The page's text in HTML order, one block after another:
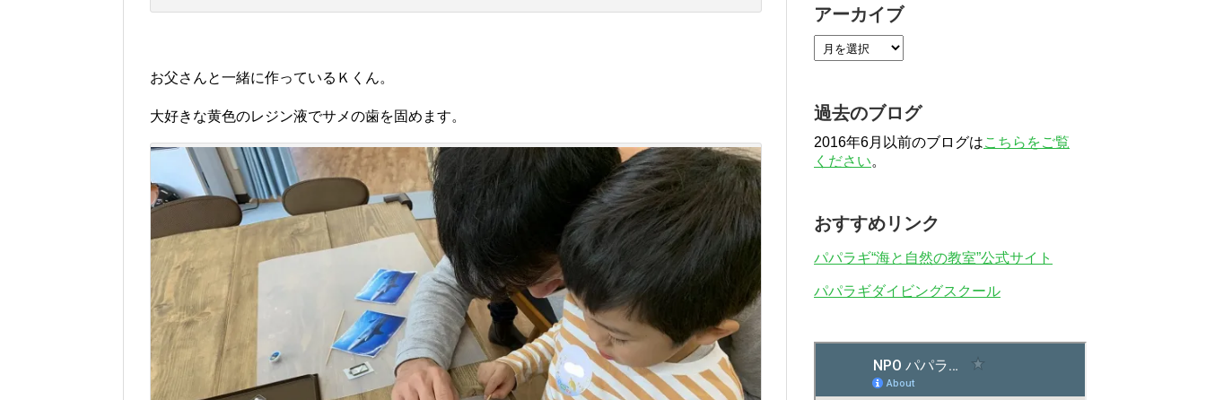
お父さんと一緒に作っているＫくん。
大好きな黄色のレジン液でサメの歯を固めます。
アーカイブ
過去のブログ
2016年6月以前のブログはこちらをご覧
ください。
おすすめリンク
パパラギ“海と自然の教室”公式サイト
パパラギダイビングスクール